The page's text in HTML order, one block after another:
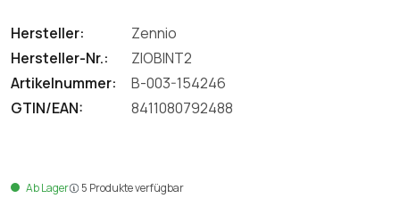
Hersteller:
Zennio
Hersteller-Nr.:
ZIOBINT2
Artikelnummer:
B-003-154246
GTIN/EAN:
8411080792488
Ab Lager 5 Produkte verfügbar